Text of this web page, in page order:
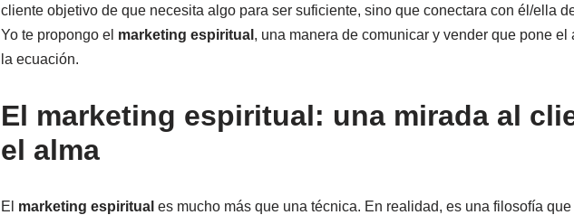
cliente objetivo de que necesita algo para ser suficiente, sino que conectara con él/ella
Yo te propongo el marketing espiritual , una manera de comunicar y vender que pone el
la ecuación.
El marketing espiritual: una mirada al
el alma
El marketing espiritual es mucho más que una técnica. En realidad, es una filosofía que